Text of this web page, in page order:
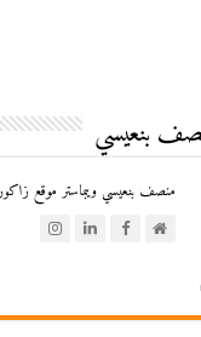
بنعيسي
منصف بنعيسي ويبماستر موقع